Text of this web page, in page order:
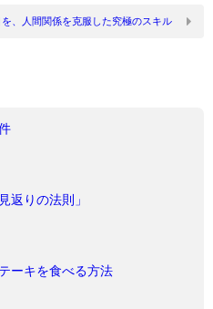
を、人間関係を克服した究極のスキル
返りの法則」
ーキを食べる方法